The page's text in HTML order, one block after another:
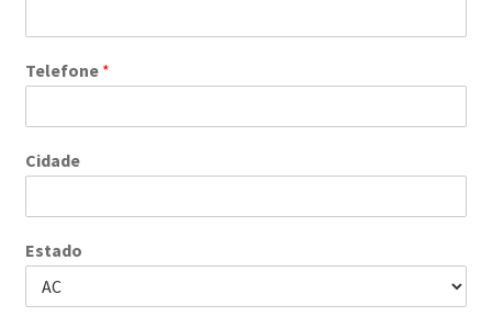
Telefone *
Cidade
Estado